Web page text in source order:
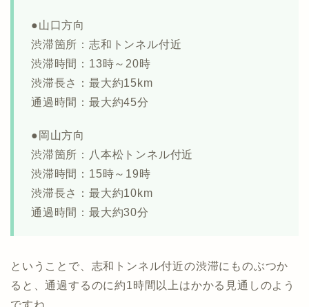
●山口方向
渋滞箇所：志和トンネル付近
渋滞時間：13時～20時
渋滞長さ：最大約15km
通過時間：最大約45分
●岡山方向
渋滞箇所：八本松トンネル付近
渋滞時間：15時～19時
渋滞長さ：最大約10km
通過時間：最大約30分
ということで、志和トンネル付近の渋滞にものぶつか
ると、通過するのに約1時間以上はかかる見通しのよう